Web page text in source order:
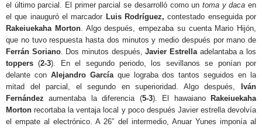
el último parcial. El primer parcial se desarrolló como un toma y daca en
el que inauguró el marcador Luis Rodríguez, contestado enseguida por
Rakeiuekaha Morton. Algo después, empezaba su cuenta Mario Hijón,
que no tuvo respuesta hasta dos minutos y medio después por mano de
Ferrán Soriano. Dos minutos después,Javier Estrellaadelantaba a los
toppers (2-3). En el segundo periodo, los sevillanos se ponían por
delante con Alejandro Garcíaque lograba dos tantos seguidos en la
mitad del parcial, el segundo en superioridad. Algo después,
Iván
Fernández aumentaba la diferencia (5-3). El hawaiano
Rakeiuekaha
Morton recortaba la ventaja local y poco después Javier estrella devolvía
el empate al electrónico. A 26” del intermedio, Anuar Yunes imponía al